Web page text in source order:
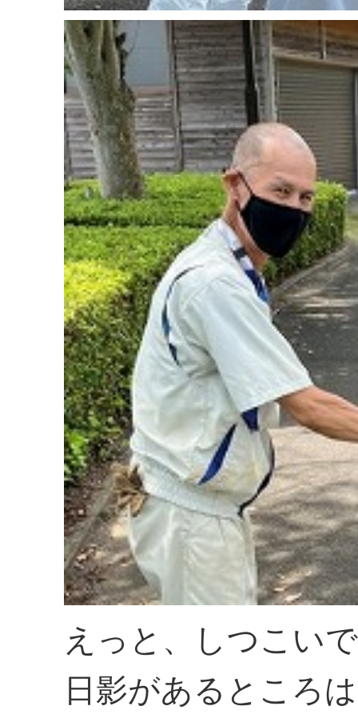
えっと、しつこい
日影があるところ